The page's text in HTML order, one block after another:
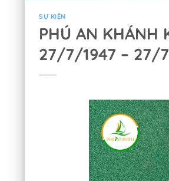
SỰ KIỆN
PHÚ AN KHÁNH
27/7/1947 – 27/